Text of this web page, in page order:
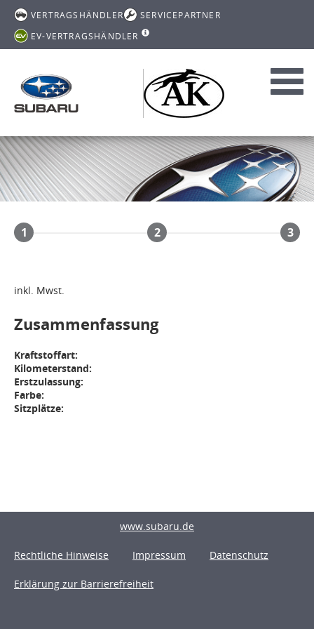
VERTRAGSHÄNDLER
SERVICEPARTNER
EV-VERTRAGSHÄNDLER
1 2 3
inkl. Mwst.
Zusammenfassung
Kraftstoffart:
Kilometerstand:
Erstzulassung:
Farbe:
Sitzplätze:
www.subaru.de
Rechtliche Hinweise Impressum Datenschutz
Erklärung zur Barrierefreiheit